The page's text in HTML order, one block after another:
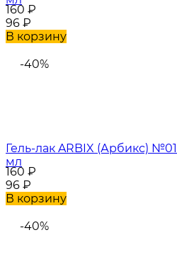
160 ₽
96 ₽
В корзину
-40%
Гель-лак ARBIX (Арбикс)
мл
160 ₽
96 ₽
В корзину
-40%